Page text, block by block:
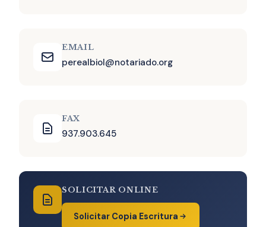
EMAIL
perealbiol@notariado.org
FAX
937.903.645
SOLICITAR ONLINE
Solicitar Copia Escritura